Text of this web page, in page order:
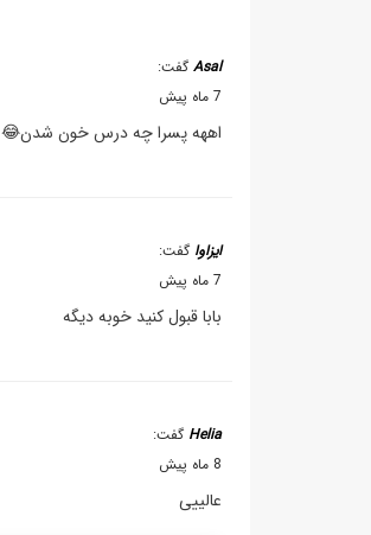
Asal گفت:
7 ماه پیش
اههه پسرا چه درس خون شدن😂
ایزاوا گفت:
7 ماه پیش
بابا قبول کنید خوبه دیگه
Helia گفت:
8 ماه پیش
عالییی